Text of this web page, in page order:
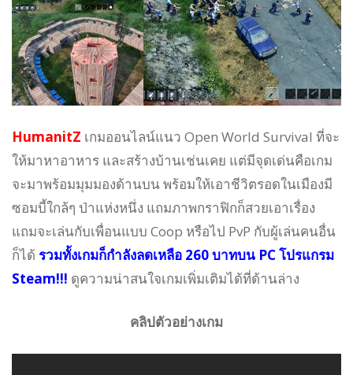
HumanitZ เกมออนไลน์แนว Open World Survival ที่จะ
ให้มาหาอาหาร และสร้างบ้านเช่นเคย แต่มีจุดเด่นคือเกม
จะมาพร้อมมุมมองด้านบน พร้อมให้เอาชีวิตรอดในเมืองมี
ซอมบี้ใกล้ๆ ป่าแห่งหนึ่ง แถมภาพกราฟิกก็สวยเอาเรื่อง
แถมจะเล่นกับเพื่อนแบบ Coop หรือไป PvP กับผู้เล่นคนอื่น
ก็ได้ รวมทั้งเกมก็กำลังลดเหลือ 260 บาทบน PC โปรแกรม
Steam!!! ดูความน่าสนใจเกมเพิ่มเติมได้ที่ด้านล่าง
คลิปตัวอย่างเกม